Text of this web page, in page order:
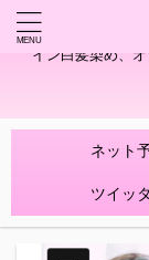
艶ツヤヘアカラー
イン白髪染め、
ネット
ツイッ